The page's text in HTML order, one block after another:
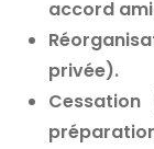
accord
privée).